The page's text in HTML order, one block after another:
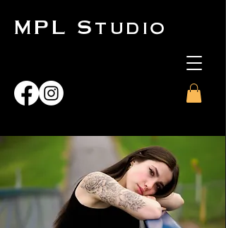
MPL Studio